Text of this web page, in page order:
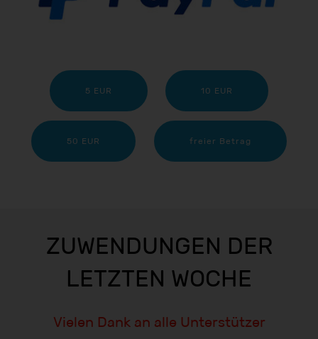
5 EUR 10 EUR
50 EUR freier Betrag
ZUWENDUNGEN DER
LETZTEN WOCHE
Vielen Dank an alle Unterstützer